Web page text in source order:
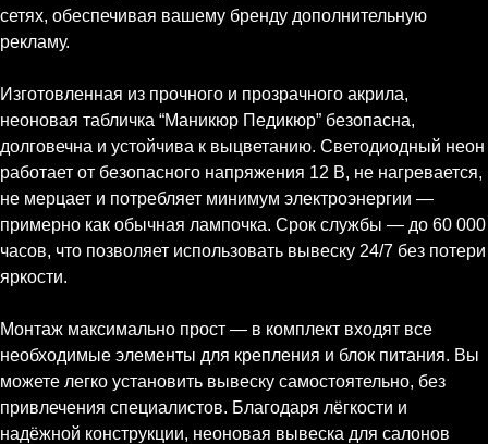
сетях, обеспечивая вашему бренду дополнительную
рекламу.
Изготовленная из прочного и прозрачного акрила,
неоновая табличка “Маникюр Педикюр” безопасна,
долговечна и устойчива к выцветанию. Светодиодный неон
работает от безопасного напряжения 12 В, не нагревается,
не мерцает и потребляет минимум электроэнергии —
примерно как обычная лампочка. Срок службы — до 60 000
часов, что позволяет использовать вывеску 24/7 без потери
яркости.
Монтаж максимально прост — в комплект входят все
необходимые элементы для крепления и блок питания. Вы
можете легко установить вывеску самостоятельно, без
привлечения специалистов. Благодаря лёгкости и
надёжной конструкции, неоновая вывеска для салонов